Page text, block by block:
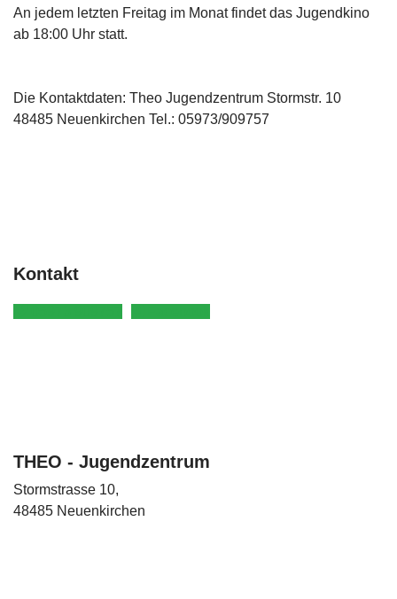
An jedem letzten Freitag im Monat findet das Jugendkino
ab 18:00 Uhr statt.
Die Kontaktdaten: Theo Jugendzentrum Stormstr. 10
48485 Neuenkirchen Tel.: 05973/909757
Kontakt
THEO - Jugendzentrum
Stormstrasse 10,
48485 Neuenkirchen